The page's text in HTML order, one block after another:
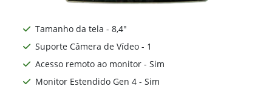
Tamanho da tela - 8,4"
Suporte Câmera de Vídeo - 1
Acesso remoto ao monitor - Sim
Monitor Estendido Gen 4 - Sim